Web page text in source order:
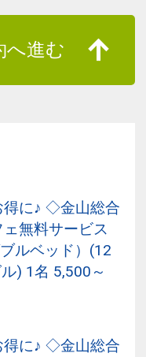
へ進む
得に♪ ◇金山総合
無料サービス
ルベッド）(12
) 1名 5,500～
得に♪ ◇金山総合